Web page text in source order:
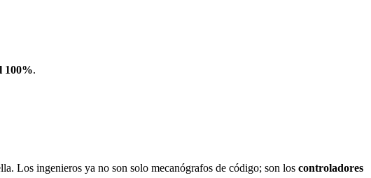
100%.
Los ingenieros ya no son solo mecanógrafos de código; son los controladores